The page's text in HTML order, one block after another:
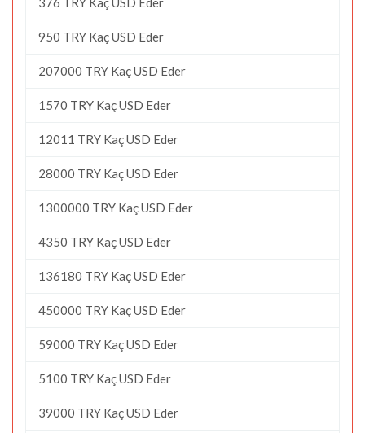
950 TRY Kaç USD Eder
207000 TRY Kaç USD Eder
1570 TRY Kaç USD Eder
12011 TRY Kaç USD Eder
28000 TRY Kaç USD Eder
1300000 TRY Kaç USD Eder
4350 TRY Kaç USD Eder
136180 TRY Kaç USD Eder
450000 TRY Kaç USD Eder
59000 TRY Kaç USD Eder
5100 TRY Kaç USD Eder
39000 TRY Kaç USD Eder